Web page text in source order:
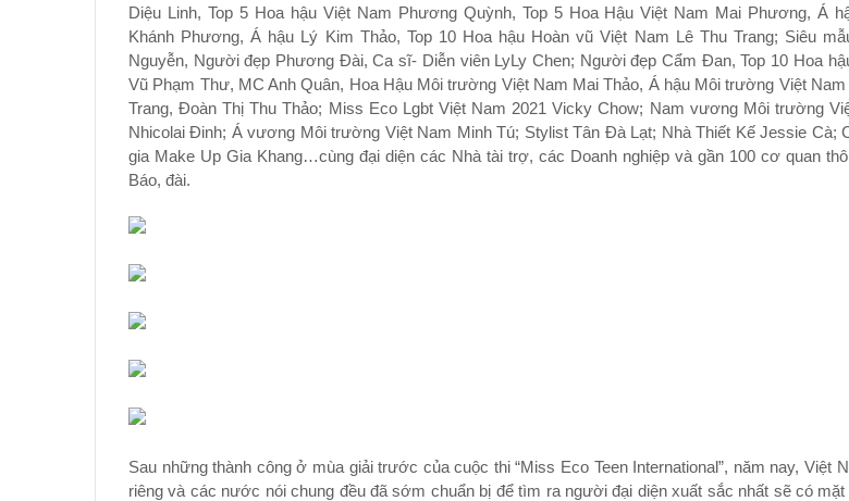
Diệu Linh, Top 5 Hoa hậu Việt Nam Phương Quỳnh, Top 5 Hoa Hậu Việt Nam Mai Phương, Á
Khánh Phương, Á hậu Lý Kim Thảo, Top 10 Hoa hậu Hoàn vũ Việt Nam Lê Thu Trang; Siêu
Nguyễn, Người đẹp Phương Đài, Ca sĩ- Diễn viên LyLy Chen; Người đẹp Cẩm Đan, Top 10 Hoa
Vũ Phạm Thư, MC Anh Quân, Hoa Hậu Môi trường Việt Nam Mai Thảo, Á hậu Môi trường Việt
Trang, Đoàn Thị Thu Thảo; Miss Eco Lgbt Việt Nam 2021 Vicky Chow; Nam vương Môi trường
Nhicolai Đinh; Á vương Môi trường Việt Nam Minh Tú; Stylist Tân Đà Lạt; Nhà Thiết Kế Jessie Cà;
gia Make Up Gia Khang…cùng đại diện các Nhà tài trợ, các Doanh nghiệp và gần 100 cơ quan
Báo, đài.
Sau những thành công ở mùa giải trước của cuộc thi “Miss Eco Teen International”, năm nay, Việt
riêng và các nước nói chung đều đã sớm chuẩn bị để tìm ra người đại diện xuất sắc nhất sẽ có mặt